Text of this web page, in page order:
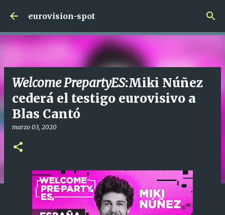
Ir al contenido principal
eurovision-spot
Welcome PrepartyES:Miki Núñez
cederá el testigo eurovisivo a
Blas Cantó
marzo 03, 2020